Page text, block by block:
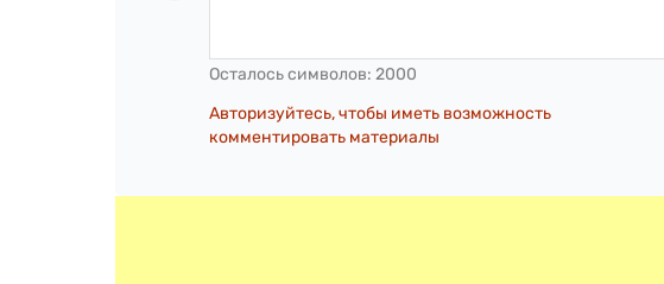
Осталось символов: 2000
Авторизуйтесь, чтобы иметь возможность
комментировать материалы